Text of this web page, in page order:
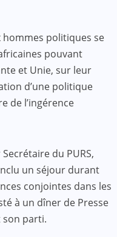
hommes politiques se
pouvant
et Unie, sur leur
d’une politique
de l’ingérence
du PURS,
un séjour durant
conjointes dans les
à un dîner de Presse
son parti.